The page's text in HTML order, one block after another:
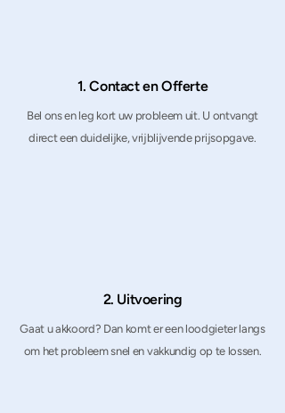
1. Contact en Offerte
Bel ons en leg kort uw probleem uit. U ontvangt
direct een duidelijke, vrijblijvende prijsopgave.
2. Uitvoering
Gaat u akkoord? Dan komt er een loodgieter langs
om het probleem snel en vakkundig op te lossen.